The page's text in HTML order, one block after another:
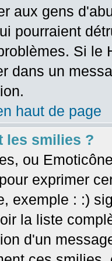
aux gens
pourraient
Si le
dans un
haut de page
les smilies ?
ou
exprimer
exemple : :)
la liste
d'un